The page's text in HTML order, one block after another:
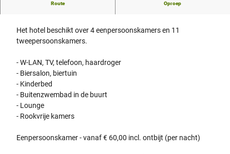
Route Oproep
Het hotel beschikt over 4 eenpersoonskamers en 11
tweepersoonskamers.
- W-LAN, TV, telefoon, haardroger
- Biersalon, biertuin
- Kinderbed
- Buitenzwembad in de buurt
- Lounge
- Rookvrije kamers
Eenpersoonskamer - vanaf € 60,00 incl. ontbijt (per nacht)